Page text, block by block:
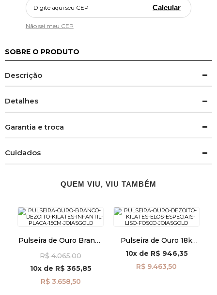
Calcular
Não sei meu CEP
SOBRE O PRODUTO
Descrição
Detalhes
Garantia e troca
Cuidados
QUEM VIU, VIU TAMBÉM
Pulseira de Ouro Branco
15cm pu04691
R$ 4.065,00
10xde R$ 365,85
R$ 3.658,50
Pulseira de Ouro 18k
Elos Especiais Liso e
Fosco pu06748
10xde R$ 946,35
R$ 9.463,50